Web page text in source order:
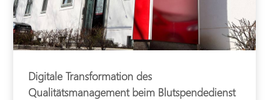
Digitale Transformation des
Qualitätsmanagement beim Blutspendedienst